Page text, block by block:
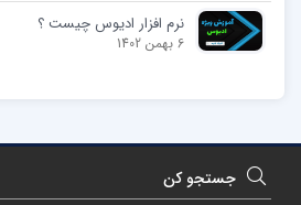
نرم افزار ادیوس چیست ؟
6 بهمن 1402
جستجو کن